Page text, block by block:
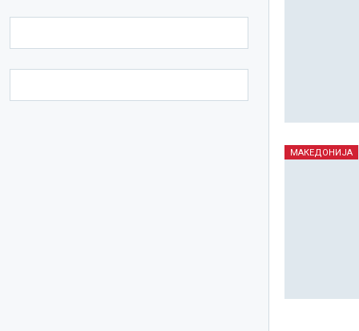
МАКЕДОНИЈА